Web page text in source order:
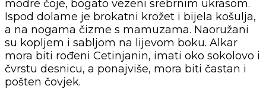
modre čoje, bogato vezeni srebrnim ukrasom.
Ispod dolame je brokatni krožet i bijela košulja,
a na nogama čizme s mamuzama. Naoružani
su kopljem i sabljom na lijevom boku. Alkar
mora biti rođeni Cetinjanin, imati oko sokolovo i
čvrstu desnicu, a ponajviše, mora biti častan i
pošten čovjek.